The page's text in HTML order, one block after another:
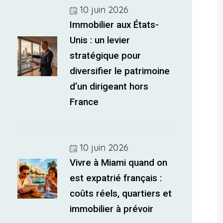
10 juin 2026
Immobilier aux États-
Unis : un levier
stratégique pour
diversifier le patrimoine
d’un dirigeant hors
France
10 juin 2026
Vivre à Miami quand on
est expatrié français :
coûts réels, quartiers et
immobilier à prévoir